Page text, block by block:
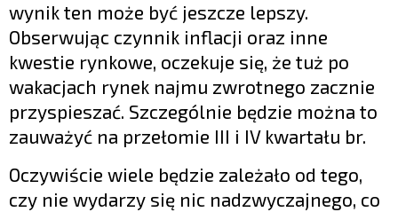
wynik ten może być jeszcze lepszy.
Obserwując czynnik inflacji oraz inne
kwestie rynkowe, oczekuje się, że tuż po
wakacjach rynek najmu zwrotnego zacznie
przyspieszać. Szczególnie będzie można to
zauważyć na przełomie III i IV kwartału br.
Oczywiście wiele będzie zależało od tego,
czy nie wydarzy się nic nadzwyczajnego, co